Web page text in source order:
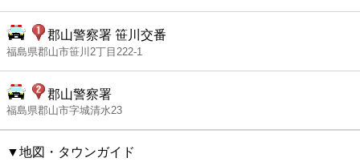
郡山警察署 笹川交番
福島県郡山市笹川2丁目222-1
郡山警察署
福島県郡山市字城清水23
▼地図・タウンガイド